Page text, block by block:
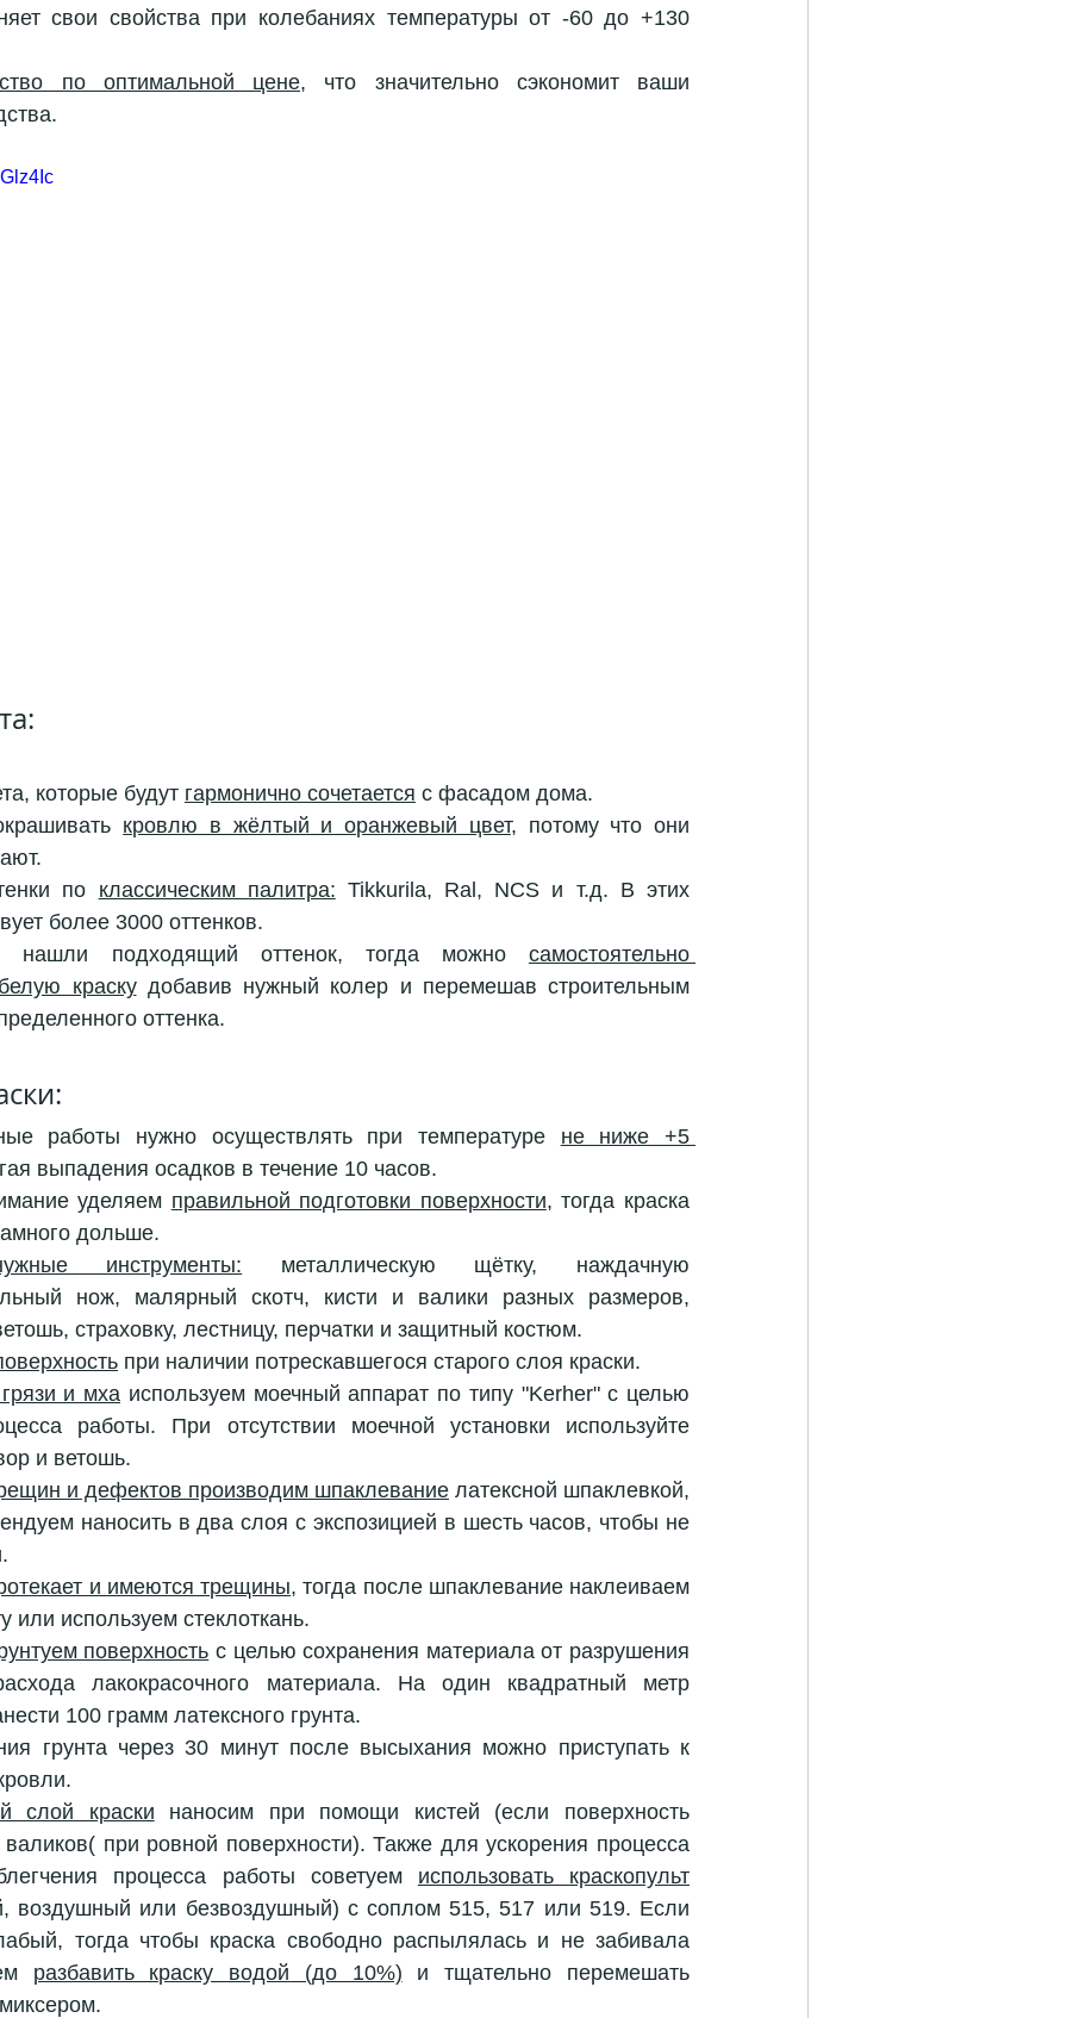
свои свойства при колебаниях температуры от -60 до +130
по оптимальной цене, что значительно сэкономит ваши
которые будут гармонично сочетается с фасадом дома.
кровлю в жёлтый и оранжевый цвет, потому что они
по классическим палитра: Tikkurila, Ral, NCS и т.д. В этих
более 3000 оттенков.
подходящий оттенок, тогда можно самостоятельно
краску добавив нужный колер и перемешав строительным
оттенка.
работы нужно осуществлять при температуре
выпадения осадков в течение 10 часов.
уделяем правильной подготовки поверхности, тогда краска
дольше.
инструменты: металлическую щётку, наждачную
нож, малярный скотч, кисти и валики разных размеров,
страховку, лестницу, перчатки и защитный костюм.
при наличии потрескавшегося старого слоя краски.
и мха используем моечный аппарат по типу "Kerher" с целью
работы. При отсутствии моечной установки используйте
и ветошь.
и дефектов производим шпаклевание латексной шпаклевкой,
наносить в два слоя с экспозицией в шесть часов, чтобы не
и имеются трещины, тогда после шпаклевание наклеиваем
или используем стеклоткань.
поверхность с целью сохранения материала от разрушения
лакокрасочного материала. На один квадратный метр
100 грамм латексного грунта.
грунта через 30 минут после высыхания можно приступать к
слой краски наносим при помощи кистей (если поверхность
при ровной поверхности). Также для ускорения процесса
процесса работы советуем использовать краскопульт
воздушный или безвоздушный) с соплом 515, 517 или 519. Если
тогда чтобы краска свободно распылялась и не забивала
разбавить краску водой (до 10%) и тщательно перемешать